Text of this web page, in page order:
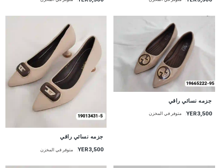
جزمه نسائي راقي
YER3,500 متوفر في المخزن
جزمه نسائي راقي
YER3,500 متوفر في المخزن